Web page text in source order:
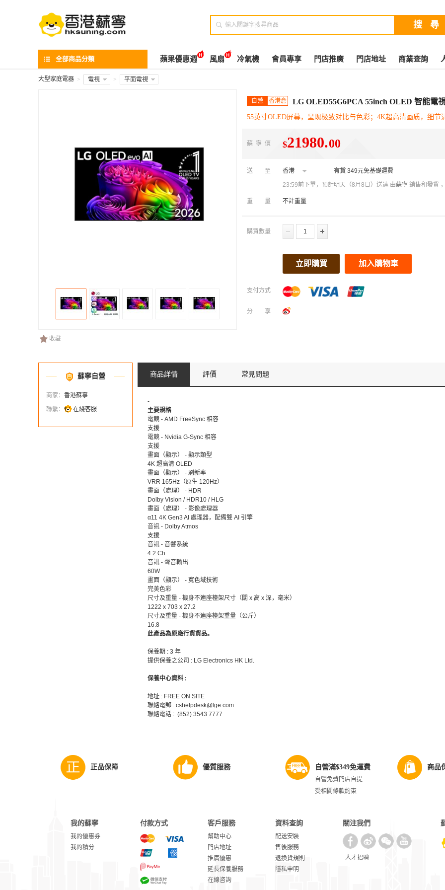

全部商品分類 蘋果優惠週 風扇 冷氣機 會員專享 門店推廣 門店地址 商業查詢
大型家庭電器 > 電視 > 平面電視
收藏
自營 香港倉 LG OLED55G6PCA 55inch OLED 智能電
55英寸OLED屏幕，呈现极致对比与色彩；4K超高清画质，细节
蘇寧價 $21980.00
送至 香港 有貨 349元免基礎運費
23:59前下單，預計明天（8月8日）送達 由蘇寧 銷售和發貨
重量 不計重量
購買數量
立即購買 加入購物車
支付方式
分享
蘇寧自營
商家： 香港蘇寧
聯繫：
在綫客服
商品詳情 評價 常見問題
-
主要規格
電競 - AMD FreeSync 相容
支援
電競 - Nvidia G-Sync 相容
支援
畫面（顯示） - 顯示類型
4K 超高清 OLED
畫面（顯示） - 刷新率
VRR 165Hz（原生 120Hz）
畫面（處理） - HDR
Dolby Vision / HDR10 / HLG
畫面（處理） - 影像處理器
α11 4K Gen3 AI 處理器，配備雙 AI 引擎
音訊 - Dolby Atmos
支援
音訊 - 音響系統
4.2 Ch
音訊 - 聲音輸出
60W
畫面（顯示） - 寬色域技術
完美色彩
尺寸及重量 - 機身不連座檯架尺寸（闊 x 高 x 深，毫米）
1222 x 703 x 27.2
尺寸及重量 - 機身不連座檯架重量（公斤）
16.8
此產品為原廠行貨貨品。
保養期 : 3 年
提供保養之公司 : LG Electronics HK Ltd.
保養中心資料 :
地址 : FREE ON SITE
聯絡電郵 : cshelpdesk@lge.com
聯絡電話 : (852) 3543 7777
正品保障 優質服務 自營滿$349免運費
自營免費門店自提
受相關條款約束
商品
我的蘇寧
我的優惠券
我的積分
付款方式 客戶服務
幫助中心
門店地址
推廣優惠
延長保養服務
在線咨詢
資料查詢
配送安裝
售後服務
退換貨規則
隱私申明
關注我們
人才招聘